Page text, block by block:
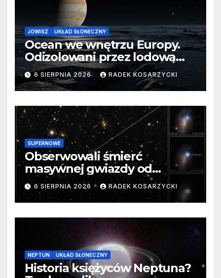
JOWISZ UKŁAD SŁONECZNY
Ocean we wnętrzu Europy.
Odizolowani przez lodową
barierę
6 SIERPNIA 2026 RADEK KOSARZYCKI
SUPERNOWE
Obserwowali śmierć
masywnej gwiazdy od
samego początku. Niezwykle
cenne dane
6 SIERPNIA 2026 RADEK KOSARZYCKI
NEPTUN UKŁAD SŁONECZNY
Historia księżyców Neptuna?